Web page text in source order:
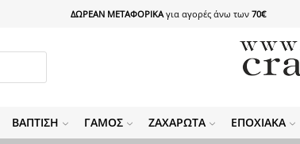
ΔΩΡΕΑΝ ΜΕΤΑΦΟΡΙΚΑ για αγορές άνω των 70€
ΒΆΠΤΙΣΗ ΓΆΜΟΣ ΖΑΧΑΡΩΤΆ ΕΠΟΧΙΑΚΆ